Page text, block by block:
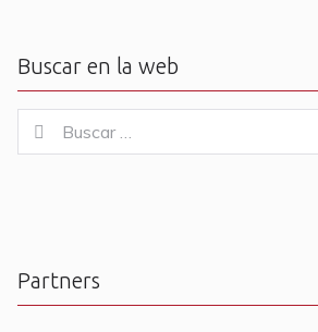
Buscar en la web
for:
Buscar
Partners